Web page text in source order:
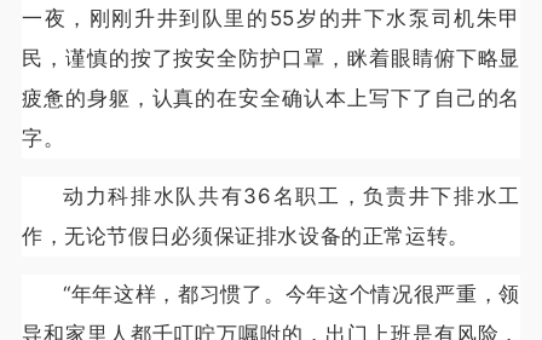
一夜，刚刚升井到队里的55岁的井下水泵司机朱甲
民，谨慎的按了按安全防护口罩，眯着眼睛俯下略显
疲惫的身躯，认真的在安全确认本上写下了自己的名
字。
动力科排水队共有36名职工，负责井下排水工
作，无论节假日必须保证排水设备的正常运转。
“年年这样，都习惯了。今年这个情况很严重，领
导和家里人都千叮咛万嘱咐的，出门上班是有风险，